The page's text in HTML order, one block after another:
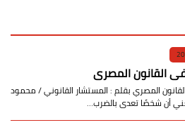
القانون المصري
المصري بقلم : المستشار القانوني / محمود
أن شخصًا تعدى بالضرب…